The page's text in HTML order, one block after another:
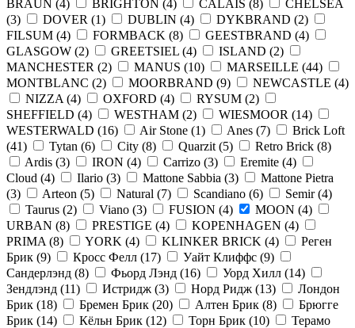
BRAUN (4) BRIGHTON (4) CALAIS (8)
CHELSEA
(3) DOVER (1) DUBLIN (4) DYKBRAND (2)
FILSUM (4) FORMBACK (8) GEESTBRAND (4)
GLASGOW (2) GREETSIEL (4) ISLAND (2)
MANCHESTER (2) MANUS (10) MARSEILLE (44)
MONTBLANC (2) MOORBRAND (9) NEWCASTLE (4)
NIZZA (4) OXFORD (4) RYSUM (2)
SHEFFIELD (4) WESTHAM (2) WIESMOOR (14)
WESTERWALD (16) Air Stone (1) Anes (7)
Brick Loft
(41) Tytan (6) City (8) Quarzit (5) Retro Brick (8)
Ardis (3) IRON (4) Carrizo (3) Eremite (4)
Cloud (4) Ilario (3) Mattone Sabbia (3)
Mattone Pietra
(3) Arteon (5) Natural (7) Scandiano (6) Semir(4)
Taurus (2) Viano (3) FUSION (4) MOON (4)
URBAN (8) PRESTIGE (4) KOPENHAGEN (4)
PRIMA (8) YORK (4) KLINKER BRICK (4)
Реген
Брик (9) Кросс Фелл (17) Уайт Клиффс (9)
Сандерлэнд (8) Фьорд Лэнд (16) Уорд Хилл (14)
Зендлэнд (11) Истридж (3) Норд Ридж (13)
Лондон
Брик (18) Бремен Брик (20) Алтен Брик (8)
Брюгге
Брик (14) Кёльн Брик (12) Торн Брик (10)
Терамо